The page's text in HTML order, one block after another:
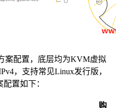
案配置，底层均为KVM虚拟
，支持常见Linux发行版，
置如下：
购